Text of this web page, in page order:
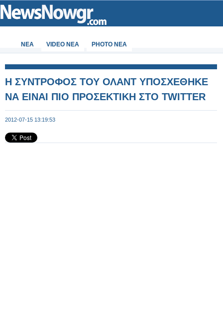
ΝΕΑ VIDEO NEA PHOTO NEA
Η ΣΥΝΤΡΟΦΟΣ ΤΟΥ ΟΛΑΝΤ ΥΠΟΣΧΕΘΗΚΕ
ΝΑ ΕΙΝΑΙ ΠΙΟ ΠΡΟΣΕΚΤΙΚΗ ΣΤΟ TWITTER
2012-07-15 13:19:53